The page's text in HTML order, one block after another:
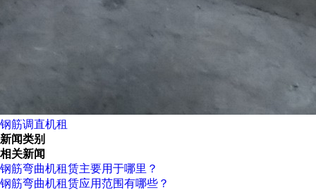
钢筋调直机租
新闻类别
相关新闻
钢筋弯曲机租赁主要用于哪里？
钢筋弯曲机租赁应用范围有哪些？